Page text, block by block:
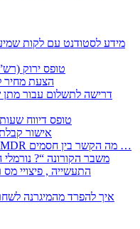
טופס ירוק (רש”ל 18) בקשה להוצאת רישיון
2352 – הצעת
2356 – טופס
2357 –
– לבעלי עסקים ובעולם העבודה EMDR מה הקשר בין חסמים …
– משבר הקורונה “? נורמלי החדש ”